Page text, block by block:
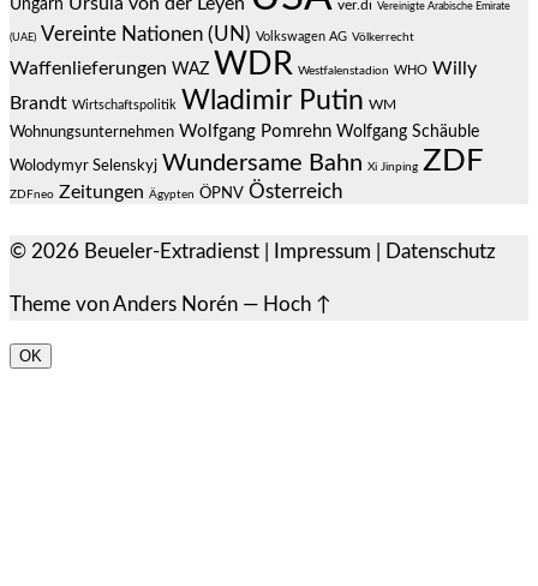
Ungarn ver.di Vereinigte Arabische Emirate
(UAE) Vereinte Nationen (UN) Volkswagen AG Völkerrecht
Waffenlieferungen WAZ WDR Westfalenstadion WHO Willy
Brandt Wirtschaftspolitik Wladimir Putin WM
Wohnungsunternehmen Wolfgang Pomrehn Wolfgang Schäuble
Wolodymyr Selenskyj Wundersame Bahn Xi Jinping ZDF
ZDFneo Zeitungen Ägypten ÖPNV Österreich
© 2026 Beueler-Extradienst Impressum Datenschutz
Theme vonAnders Norén — Hoch ↑
OK